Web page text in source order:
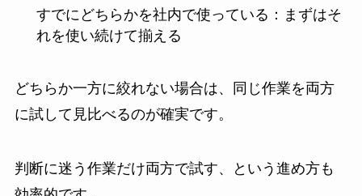
すでにどちらかを社内で使っている：まずはそ
れを使い続けて揃える
どちらか一方に絞れない場合は、同じ作業を両方
に試して見比べるのが確実です。
判断に迷う作業だけ両方で試す、という進め方も